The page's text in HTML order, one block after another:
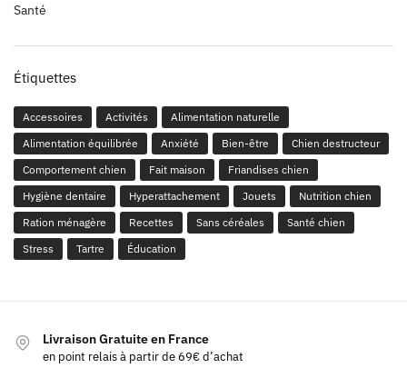
Santé
Étiquettes
Accessoires Activités
Alimentation naturelle
Alimentation équilibrée
Anxiété Bien-être
Chien destructeur
Comportement chien
Fait maison
Friandises chien
Hygiène dentaire
Hyperattachement Jouets
Nutrition chien
Ration ménagère
Recettes Sans céréales
Santé chien
Stress
Tartre Éducation
Livraison Gratuite en France
en point relais à partir de 69€ d’achat